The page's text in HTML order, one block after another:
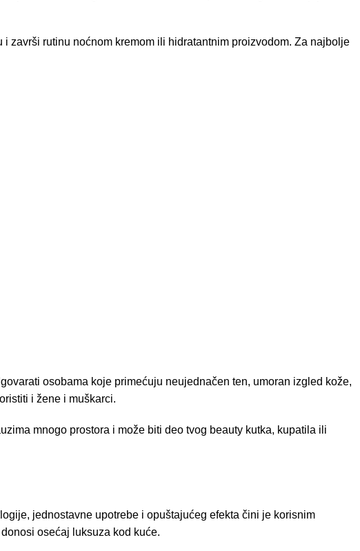
završi rutinu noćnom kremom ili hidratantnim proizvodom. Za najbolje
osobama koje primećuju neujednačen ten, umoran izgled kože,
i žene i muškarci.
mnogo prostora i može biti deo tvog beauty kutka, kupatila ili
jednostavne upotrebe i opuštajućeg efekta čini je korisnim
osećaj luksuza kod kuće.